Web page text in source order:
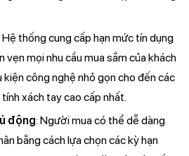
Hệ thống cung cấp hạn mức tín dụng
vẹn mọi nhu cầu mua sắm của khách
kiện công nghệ nhỏ gọn cho đến các
xách tay cao cấp nhất.
động: Người mua có thể dễ dàng
bằng cách lựa chọn các kỳ hạn